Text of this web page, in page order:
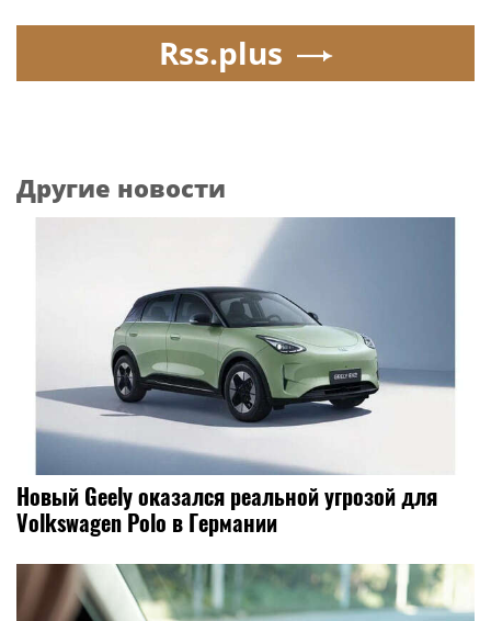
Rss.plus
Другие новости
Новый Geely оказался реальной угрозой для
Volkswagen Polo в Германии